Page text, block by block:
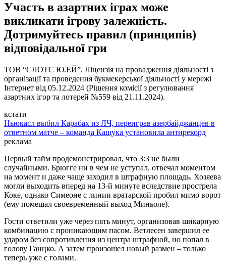
Участь в азартних іграх може
викликати ігрову залежність.
Дотримуйтесь правил (принципів)
відповідальної гри
ТОВ “СЛОТС Ю.ЕЙ”. Ліцензія на провадження діяльності з
організації та проведення букмекерської діяльності у мережі
Інтернет від 05.12.2024 (Рішення комісії з регулювання
азартних ігор та лотерей №559 від 21.11.2024).
кстати
Ньюкасл выбил Карабах из ЛЧ, переиграв азербайджанцев в
ответном матче – команда Кащука установила антирекорд
реклама
Первый тайм продемонстрировал, что 3:3 не были
случайными. Брюгге ни в чем не уступал, отвечал моментом
на момент и даже чаще заходил в штрафную площадь. Хозяева
могли выходить вперед на 13-й минуте вследствие прострела
Коке, однако Симеоне с линии вратарской пробил мимо ворот
(ему помешал своевременный выход Миньоле).
Гости ответили уже через пять минут, организовав шикарную
комбинацию с проникающим пасом. Ветлесен завершил ее
ударом без сопротивления из центра штрафной, но попал в
голову Ганцко. А затем произошел новый размен – только
теперь уже с голами.